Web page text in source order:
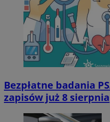
Bezpłatne badania
zapisów już 8 sierpnia